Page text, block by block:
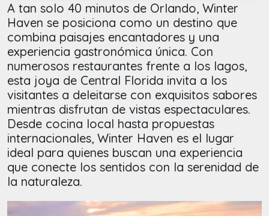
A tan solo 40 minutos de Orlando, Winter
Haven se posiciona como un destino que
combina paisajes encantadores y una
experiencia gastronómica única. Con
numerosos restaurantes frente a los lagos,
esta joya de Central Florida invita a los
visitantes a deleitarse con exquisitos sabores
mientras disfrutan de vistas espectaculares.
Desde cocina local hasta propuestas
internacionales, Winter Haven es el lugar
ideal para quienes buscan una experiencia
que conecte los sentidos con la serenidad de
la naturaleza.